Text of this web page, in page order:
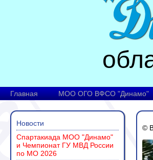
Главная МОО ОГО ВФСО "Динамо"
Новости
Спартакиада МОО "Динамо"
и Чемпионат ГУ МВД России
по МО 2026
©